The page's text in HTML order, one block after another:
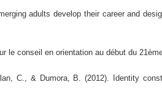
adults develop their career and
le conseil en orientation au début du
C., & Dumora, B. (2012). Identity